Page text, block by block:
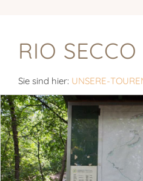
RIO SECCO
Sie sind hier: UNSERE-